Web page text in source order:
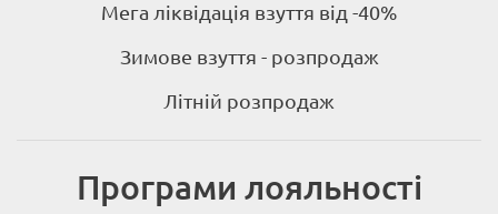
Мега ліквідація взуття від -40%
Зимове взуття - розпродаж
Літній розпродаж
Програми лояльності